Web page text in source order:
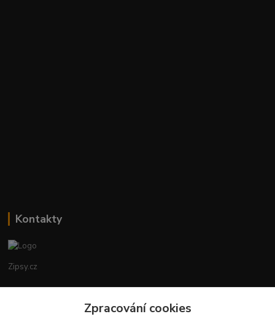
Kontakty
Zipsy.cz
+420774877333
Zpracování cookies